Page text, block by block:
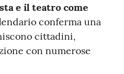
e il teatro come
conferma una
cittadini,
con numerose